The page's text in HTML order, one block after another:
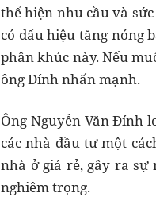
thể hiện nhu cầu và
có dấu hiệu tăng nóng
phân khúc này. Nếu
ông Đính nhấn mạnh.
Ông Nguyễn Văn Đính
các nhà đầu tư một
nhà ở giá rẻ, gây ra sự
nghiêm trọng.